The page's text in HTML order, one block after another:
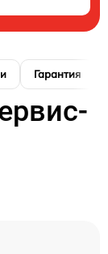
Гарантия